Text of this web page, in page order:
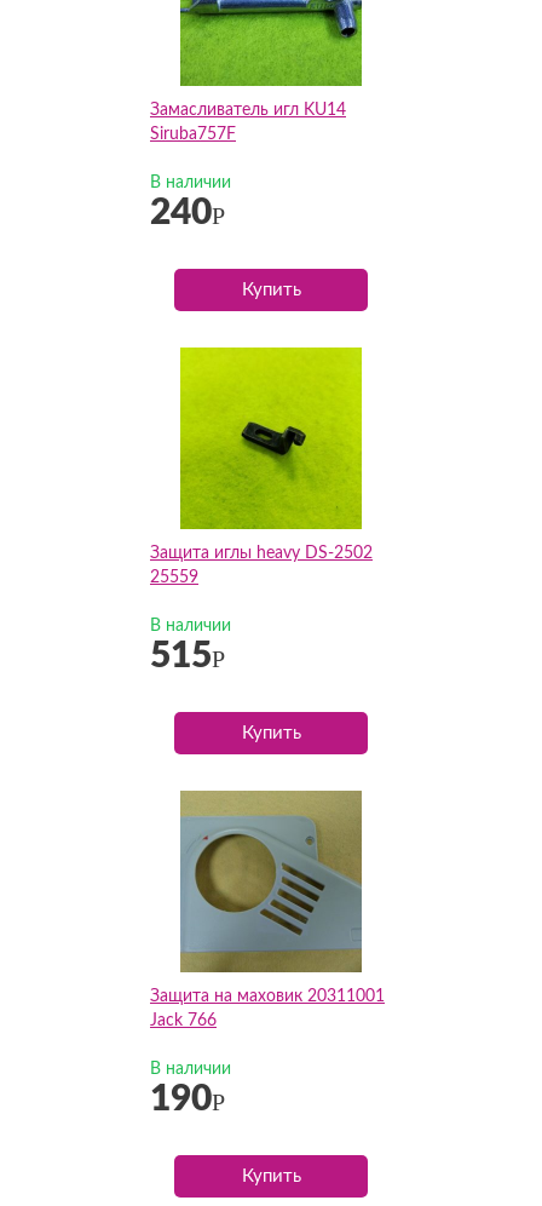
Замасливатель игл KU14
Siruba757F
В наличии
240Р
Купить
Защита иглы heavy DS-2502
25559
В наличии
515Р
Купить
Защита на маховик 20311001
Jack 766
В наличии
190Р
Купить